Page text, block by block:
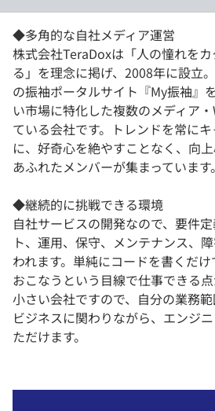
契約内容・クーポン
◆多角的な自社メディア運営
株式会社TeraDoxは「人の憧れを
る」を理念に掲げ、2008年に設立
の振袖ポータルサイト『My振袖』
い市場に特化した複数のメディア
ている会社です。トレンドを常に
に、好奇心を絶やすことなく、向
あふれたメンバーが集まっています。
◆継続的に挑戦できる環境
自社サービスの開発なので、要件
ト、運用、保守、メンテナンス、
われます。単純にコードを書くだ
おこなうという目線で仕事できる
小さい会社ですので、自分の業務
ビジネスに関わりながら、エンジ
ただけます。